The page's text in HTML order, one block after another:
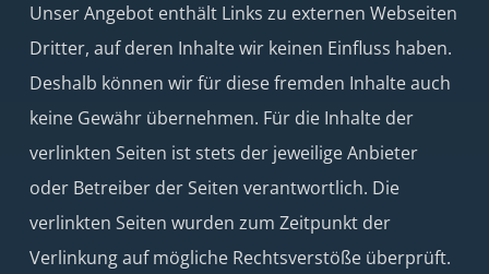
Unser Angebot enthält Links zu externen Webseiten
Dritter, auf deren Inhalte wir keinen Einfluss haben.
Deshalb können wir für diese fremden Inhalte auch
keine Gewähr übernehmen. Für die Inhalte der
verlinkten Seiten ist stets der jeweilige Anbieter
oder Betreiber der Seiten verantwortlich. Die
verlinkten Seiten wurden zum Zeitpunkt der
Verlinkung auf mögliche Rechtsverstöße überprüft.